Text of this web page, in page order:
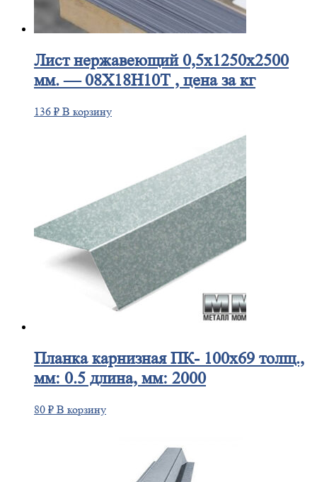
Листнержавеющий 0,5x1250x2500
мм. — 08Х18Н10Т , цена за кг
136 ₽ В корзину
Планкакарнизная ПК- 100х69 толщ.,
мм: 0.5 длина, мм: 2000
80 ₽ В корзину